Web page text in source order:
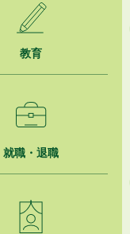
教育
就職・退職